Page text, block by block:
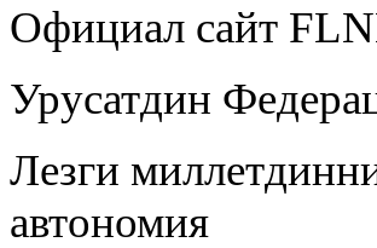
Официал сайт
Урусатдин
Лезги
автономия